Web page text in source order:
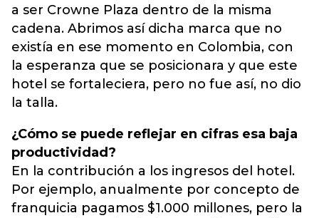
a ser Crowne Plaza dentro de la misma
cadena. Abrimos así dicha marca que no
existía en ese momento en Colombia, con
la esperanza que se posicionara y que este
hotel se fortaleciera, pero no fue así, no dio
la talla.
¿Cómo se puede reflejar en cifras esa baja
productividad?
En la contribución a los ingresos del hotel.
Por ejemplo, anualmente por concepto de
franquicia pagamos $1.000 millones, pero la